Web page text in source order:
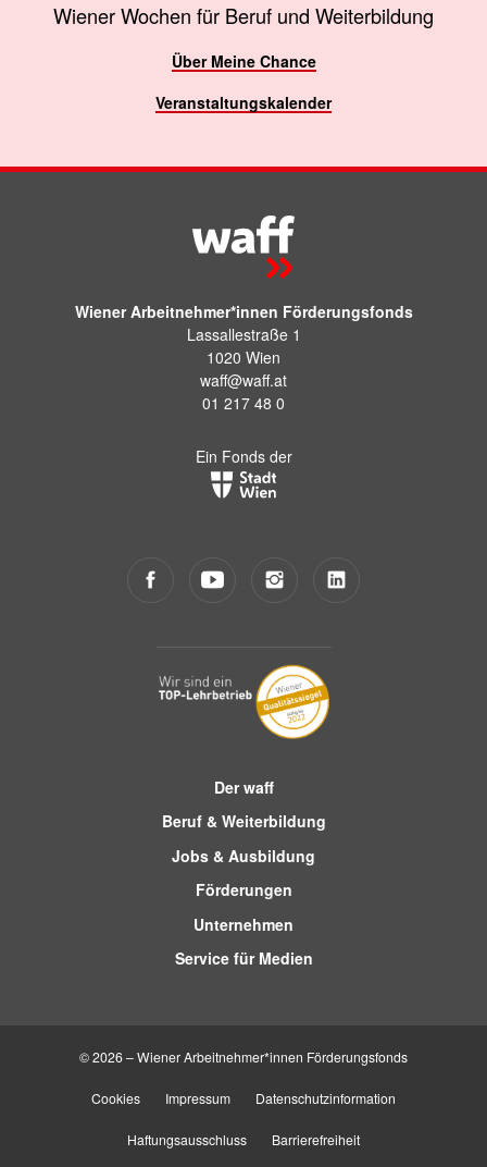
Wiener Wochen für Beruf und Weiterbildung
Über Meine Chance
Veranstaltungskalender
Wiener Arbeitnehmer*innen Förderungsfonds
Lassallestraße 1
1020 Wien
waff@waff.at
01 217 48 0
Ein Fonds der
Der waff
Beruf & Weiterbildung
Jobs & Ausbildung
Förderungen
Unternehmen
Service für Medien
© 2026 – Wiener Arbeitnehmer*innen Förderungsfonds
Cookies Impressum Datenschutzinformation
Haftungsausschluss Barrierefreiheit